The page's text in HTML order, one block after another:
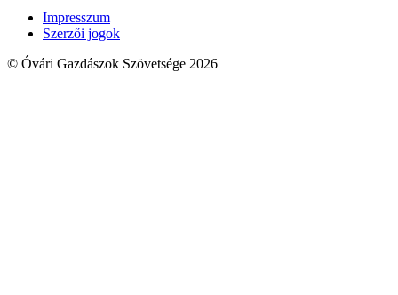
Impresszum
Szerzői jogok
© Óvári Gazdászok Szövetsége 2026